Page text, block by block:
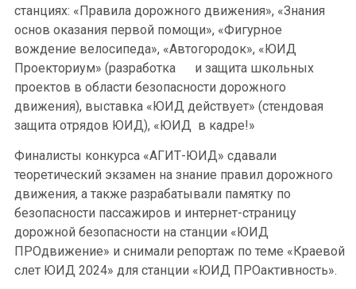
станциях: «Правила дорожного движения», «Знания
основ оказания первой помощи», «Фигурное
вождение велосипеда», «Автогородок», «ЮИД
Проекториум» (разработка и защита школьных
проектов в области безопасности дорожного
движения), выставка «ЮИД действует» (стендовая
защита отрядов ЮИД), «ЮИД в кадре!»
Финалисты конкурса «АГИТ-ЮИД» сдавали
теоретический экзамен на знание правил дорожного
движения, а также разрабатывали памятку по
безопасности пассажиров и интернет-страницу
дорожной безопасности на станции «ЮИД
ПРОдвижение» и снимали репортаж по теме «Краевой
слет ЮИД 2024» для станции «ЮИД ПРОактивность».